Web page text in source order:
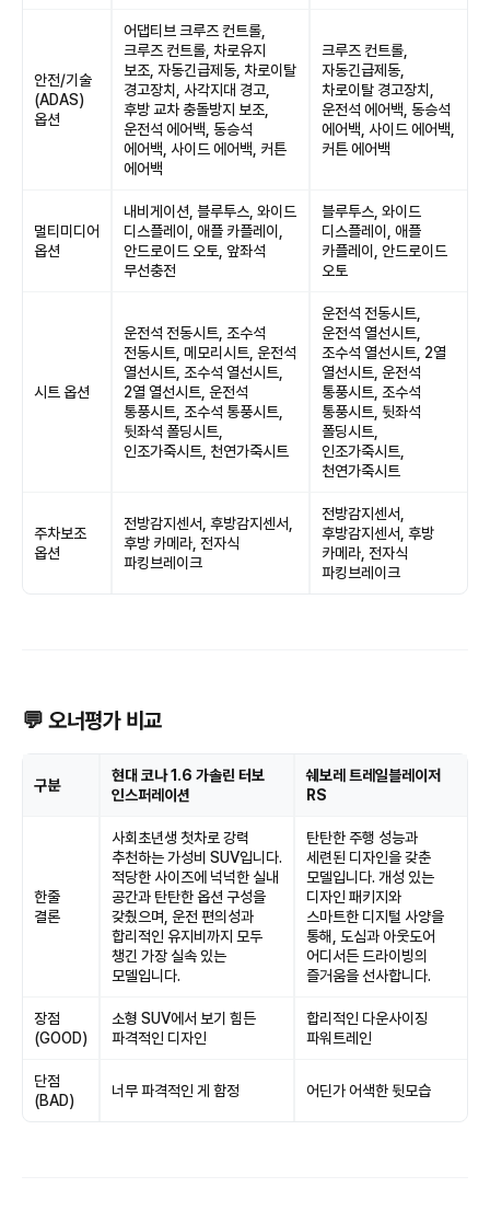
안전/기술
(ADAS)
옵션
어댑티브 크루즈 컨트롤,
크루즈 컨트롤, 차로유지
보조, 자동긴급제동, 차로이탈
경고장치, 사각지대 경고,
후방 교차 충돌방지 보조,
운전석 에어백, 동승석
에어백, 사이드 에어백, 커튼
에어백
크루즈 컨트롤,
자동긴급제동,
차로이탈 경고장치,
운전석 에어백, 동승석
에어백, 사이드 에어백,
커튼 에어백
멀티미디어
옵션
내비게이션, 블루투스, 와이드
디스플레이, 애플 카플레이,
안드로이드 오토, 앞좌석
무선충전
블루투스, 와이드
디스플레이, 애플
카플레이, 안드로이드
오토
시트 옵션
운전석 전동시트, 조수석
전동시트, 메모리시트, 운전석
열선시트, 조수석 열선시트,
2열 열선시트, 운전석
통풍시트, 조수석 통풍시트,
뒷좌석 폴딩시트,
인조가죽시트, 천연가죽시트
운전석 전동시트,
운전석 열선시트,
조수석 열선시트, 2열
열선시트, 운전석
통풍시트, 조수석
통풍시트, 뒷좌석
폴딩시트,
인조가죽시트,
천연가죽시트
주차보조
옵션
전방감지센서, 후방감지센서,
후방 카메라, 전자식
파킹브레이크
전방감지센서,
후방감지센서, 후방
카메라, 전자식
파킹브레이크
💬 오너평가 비교
구분
현대 코나 1.6 가솔린 터보
인스퍼레이션
쉐보레 트레일블레이저
RS
한줄
결론
사회초년생 첫차로 강력
추천하는 가성비 SUV입니다.
적당한 사이즈에 넉넉한 실내
공간과 탄탄한 옵션 구성을
갖췄으며, 운전 편의성과
합리적인 유지비까지 모두
챙긴 가장 실속 있는
모델입니다.
탄탄한 주행 성능과
세련된 디자인을 갖춘
모델입니다. 개성 있는
디자인 패키지와
스마트한 디지털 사양을
통해, 도심과 아웃도어
어디서든 드라이빙의
즐거움을 선사합니다.
장점
(GOOD)
소형 SUV에서 보기 힘든
파격적인 디자인
합리적인 다운사이징
파워트레인
단점
(BAD)
너무 파격적인 게 함정 어딘가 어색한 뒷모습